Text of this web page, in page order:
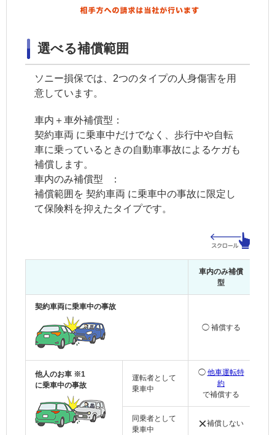
選べる補償範囲
ソニー損保では、2つのタイプの人身傷害を用
意しています。
車内＋車外補償型：
契約車両 に乗車中だけでなく、歩行中や自転
車に乗っているときの自動車事故によるケガも
補償します。
車内のみ補償型 ：
補償範囲を 契約車両 に乗車中の事故に限定し
て保険料を抑えたタイプです。
車内のみ補償
型
契約車両に乗車中の事故
◯ 補償する
他人のお車 ※1
に乗車中の事故
運転者として
乗車中
◯ 他車運転特
約
で補償する
同乗者として
乗車中
×補償しない